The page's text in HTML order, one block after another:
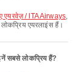
एयरवेज़ / ITA Airways,
एयरलाइंस हैं।
सबसे लोकप्रिय हैं?